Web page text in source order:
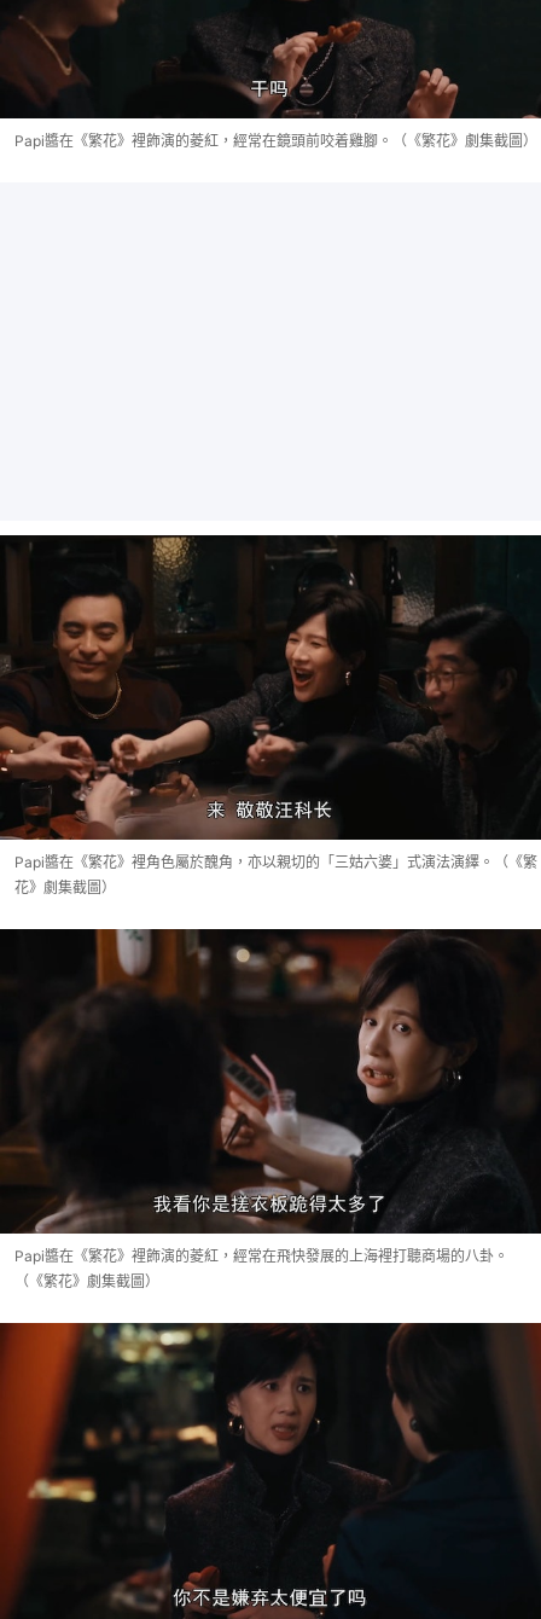
Papi醬在《繁花》裡飾演的菱紅，經常在鏡頭前咬着雞腳。（《繁花》劇集截圖）
Papi醬在《繁花》裡角色屬於醜角，亦以親切的「三姑六婆」式演法演繹。（《繁
花》劇集截圖）
Papi醬在《繁花》裡飾演的菱紅，經常在飛快發展的上海裡打聽商場的八卦。
（《繁花》劇集截圖）